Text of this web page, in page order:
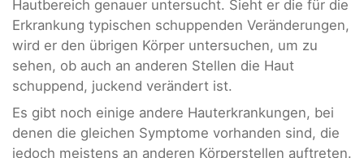
Hautbereich genauer untersucht. Sieht er die für die
Erkrankung typischen schuppenden Veränderungen,
wird er den übrigen Körper untersuchen, um zu
sehen, ob auch an anderen Stellen die Haut
schuppend, juckend verändert ist.
Es gibt noch einige andere Hauterkrankungen, bei
denen die gleichen Symptome vorhanden sind, die
jedoch meistens an anderen Körperstellen auftreten.